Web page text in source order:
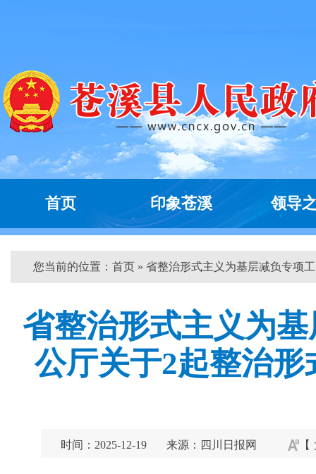
首页 印象苍溪 领导
您当前的位置： 首页 » 省整治形式主义为基层减负专项
省整治形式主义为
公厅关于2起整治
时间：2025-12-19 来源：四川日报网 【